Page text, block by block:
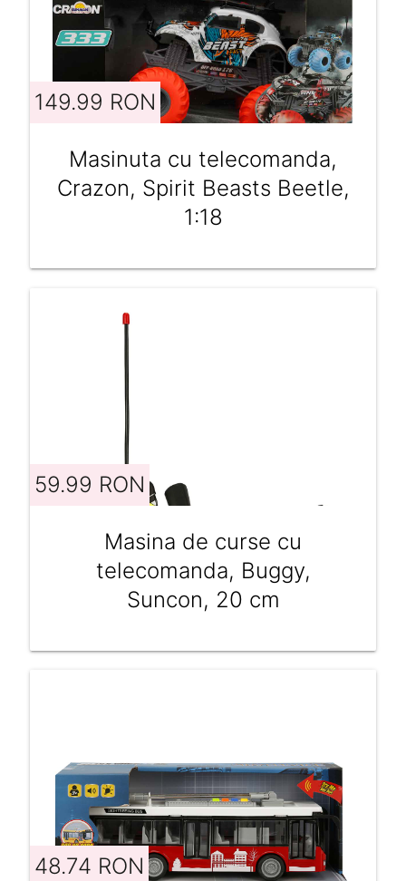
149.99 RON
Masinuta cu telecomanda,
Crazon, Spirit Beasts Beetle,
1:18
59.99 RON
Masina de curse cu
telecomanda, Buggy,
Suncon, 20 cm
48.74 RON